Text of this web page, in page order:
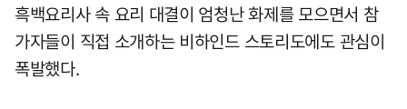
흑백요리사 속 요리 대결이 엄청난 화제를 모으면서 참
가자들이 직접 소개하는 비하인드 스토리도에도 관심이
폭발했다.